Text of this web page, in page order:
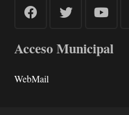
Acceso Municipal
WebMail